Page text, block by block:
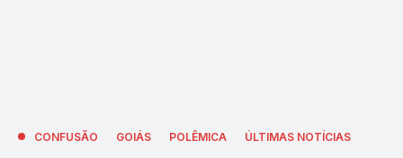
CONFUSÃO GOIÁS POLÊMICA ÚLTIMAS NOTÍCIAS